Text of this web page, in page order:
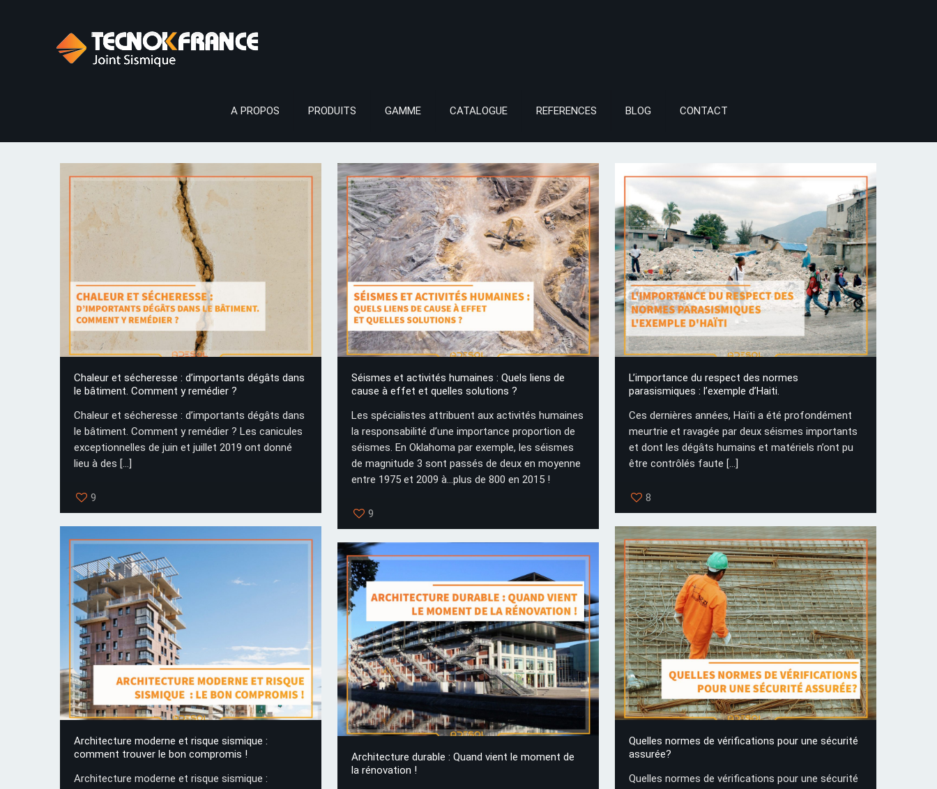
A PROPOS PRODUITS GAMME CATALOGUE REFERENCES BLOG CONTACT
Chaleur et sécheresse : d’importants dégâts dans
le bâtiment. Comment y remédier ?
Chaleur et sécheresse : d’importants dégâts dans
le bâtiment. Comment y remédier ? Les canicules
exceptionnelles de juin et juillet 2019 ont donné
lieu à des […]
9
Séismes et activités humaines : Quels liens de
cause à effet et quelles solutions ?
Les spécialistes attribuent aux activités humaines
la responsabilité d’une importance proportion de
séismes. En Oklahoma par exemple, les séismes
de magnitude 3 sont passés de deux en moyenne
entre 1975 et 2009 à...plus de 800 en 2015 !
9
L’importance du respect des normes
parasismiques : l’exemple d’Haiti.
Ces dernières années, Haïti a été profondément
meurtrie et ravagée par deux séismes importants
et dont les dégâts humains et matériels n’ont pu
être contrôlés faute […]
8
Architecture moderne et risque sismique :
comment trouver le bon compromis !
Architecture moderne et risque sismique :
Quelles normes de vérifications pour une sécurité
assurée?
Quelles normes de vérifications pour une sécurité
Architecture durable : Quand vient le moment de
la rénovation !